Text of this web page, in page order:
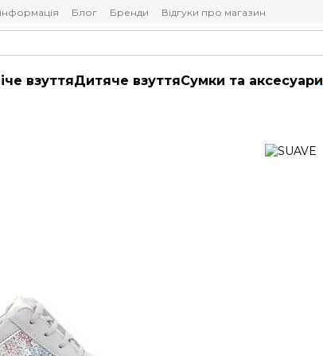
Блог Бренди Відгуки про магазин
взуттяДитяче взуттяСумки та аксесуари